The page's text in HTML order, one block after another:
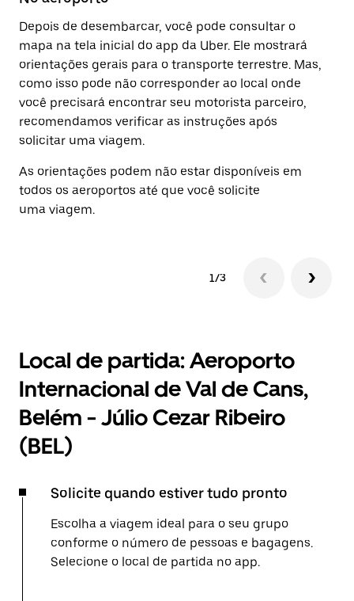
Depois de desembarcar, você pode consultar o
mapa na tela inicial do app da Uber. Ele mostrará
orientações gerais para o transporte terrestre. Mas,
como isso pode não corresponder ao local onde
você precisará encontrar seu motorista parceiro,
recomendamos verificar as instruções após
solicitar uma viagem.
As orientações podem não estar disponíveis em
todos os aeroportos até que você solicite
uma viagem.
1/3
Local de partida: Aeroporto
Internacional de Val de Cans,
Belém - Júlio Cezar Ribeiro
(BEL)
Solicite quando estiver tudo pronto
Escolha a viagem ideal para o seu grupo
conforme o número de pessoas e bagagens.
Selecione o local de partida no app.